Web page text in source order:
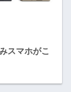
スマホがこ